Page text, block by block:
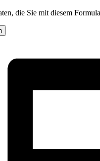
die Sie mit diesem